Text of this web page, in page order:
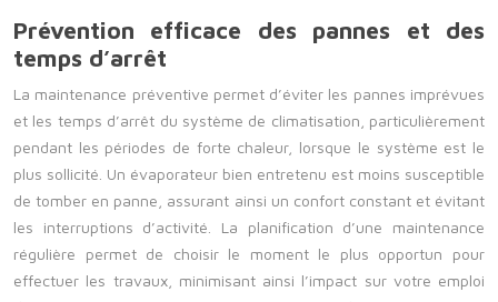
Prévention efficace des pannes et des
temps d’arrêt
La maintenance préventive permet d’éviter les pannes imprévues
et les temps d’arrêt du système de climatisation, particulièrement
pendant les périodes de forte chaleur, lorsque le système est le
plus sollicité. Un évaporateur bien entretenu est moins susceptible
de tomber en panne, assurant ainsi un confort constant et évitant
les interruptions d’activité. La planification d’une maintenance
régulière permet de choisir le moment le plus opportun pour
effectuer les travaux, minimisant ainsi l’impact sur votre emploi